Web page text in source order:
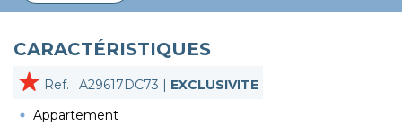
CARACTÉRISTIQUES
Ref. : A29617DC73 | EXCLUSIVITE
Appartement